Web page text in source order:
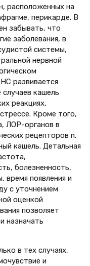
расположенных на
перикарде. В
забывать, что
заболевания, в
системы,
нервной
развивается
кашель
реакциях,
Кроме того,
ЛОР-органов в
рецепторов n.
кашель. Детальная
болезненность,
время появления и
с уточнением
оценкой
позволяет
назначать
в тех случаях,
и